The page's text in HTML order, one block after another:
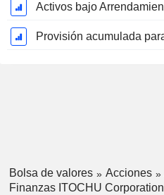
Bolsa de valores Acciones
Finanzas ITOCHU Corporation